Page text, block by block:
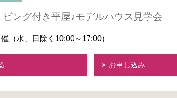
ビング付き平屋♪モデルハウス見学会
（水、日除く10:00～17:00）
お申し込み